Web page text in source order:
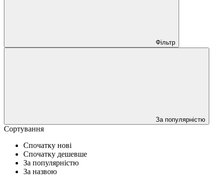
Фільтр
За популярністю
Сортування
Спочатку нові
Спочатку дешевше
За популярністю
За назвою